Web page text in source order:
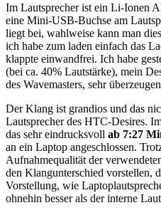
Im Lautsprecher ist ein Li-Ionen
eine Mini-USB-Buchse am
liegt bei, wahlweise kann man
ich habe zum laden einfach das
klappte einwandfrei. Ich habe
(bei ca. 40% Lautstärke), mein
des Wavemasters, sehr
Der Klang ist grandios und das
Lautsprecher des HTC-Desires.
das sehr eindrucksvoll ab 7:27
an ein Laptop angeschlossen.
Aufnahmequalität der
den Klangunterschied vorstellen,
Vorstellung, wie
ohnehin besser als der interne